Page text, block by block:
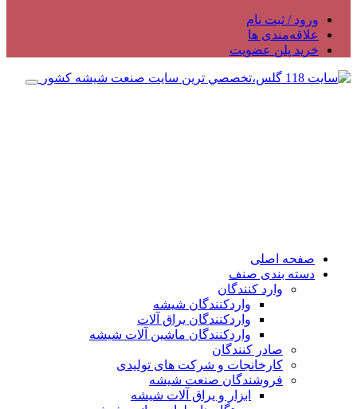
ورود / ثبت نام
علاقه‌مندی ها
خرید پلن عضویت
صفحه اصلی
دسته بندی صنف
وارد کنندگان
واردکنندگان شیشه
واردکنندگان یراق آلات
واردکنندگان ماشین آلات شیشه
صادر کنندگان
کارخانجات و شرکت های تولیدی
فروشندگان صنعت شیشه
ابزار و یراق آلات شیشه